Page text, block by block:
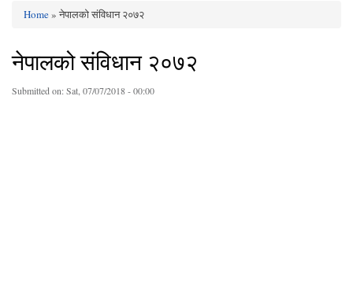
Home» नेपालको संविधान २०७२
नेपालको संविधान २०७२
Submitted on:Sat, 07/07/2018 - 00:00